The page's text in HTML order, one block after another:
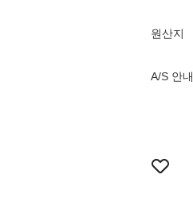
원산지
A/S 안내